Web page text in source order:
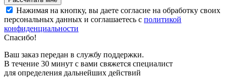
Нажимая на кнопку, вы даете согласие на обработку своих
персональных данных и соглашаетесь с политикой
конфиденциальности
Спасибо!
Ваш заказ передан в службу поддержки.
В течение 30 минут с вами свяжется специалист
для определения дальнейших действий